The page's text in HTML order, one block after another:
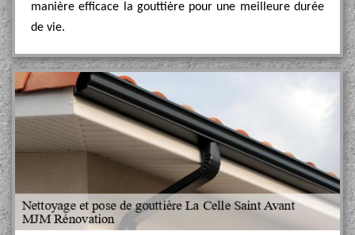
manière efficace la gouttière pour une meilleure durée
de vie.